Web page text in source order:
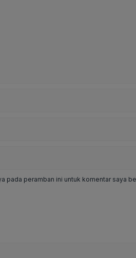
pada peramban ini untuk komentar saya